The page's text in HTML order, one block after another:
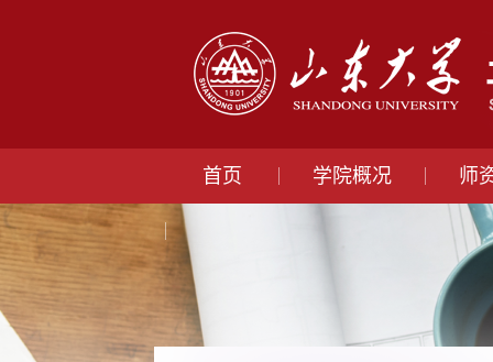
首页 学院概况 师